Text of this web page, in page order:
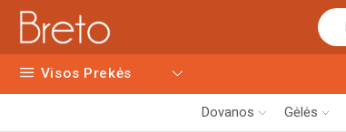
Visos Prekės
Dovanos Gėlės